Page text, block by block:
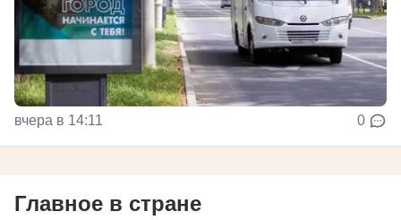
вчера в 14:11 0
Главное в стране